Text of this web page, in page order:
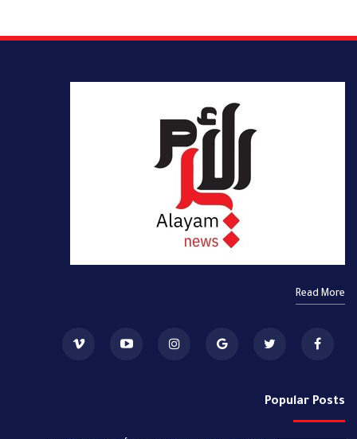
Read More
Popular Posts